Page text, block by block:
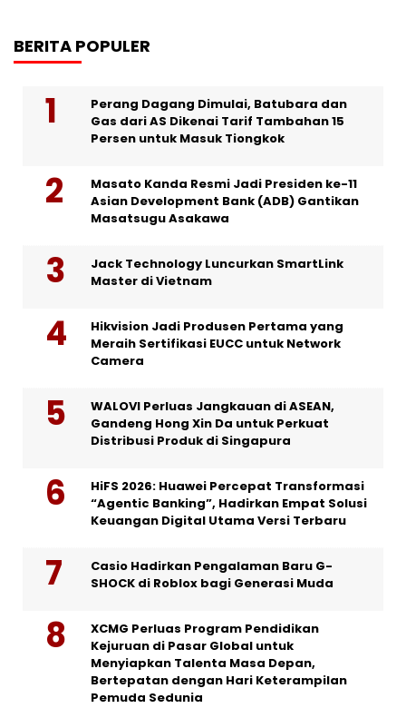
BERITA POPULER
Perang Dagang Dimulai, Batubara dan
Gas dari AS Dikenai Tarif Tambahan 15
Persen untuk Masuk Tiongkok
Masato Kanda Resmi Jadi Presiden ke-11
Asian Development Bank (ADB) Gantikan
Masatsugu Asakawa
Jack Technology Luncurkan SmartLink
Master di Vietnam
Hikvision Jadi Produsen Pertama yang
Meraih Sertifikasi EUCC untuk Network
Camera
WALOVI Perluas Jangkauan di ASEAN,
Gandeng Hong Xin Da untuk Perkuat
Distribusi Produk di Singapura
HiFS 2026: Huawei Percepat Transformasi
“Agentic Banking”, Hadirkan Empat Solusi
Keuangan Digital Utama Versi Terbaru
Casio Hadirkan Pengalaman Baru G-
SHOCK di Roblox bagi Generasi Muda
XCMG Perluas Program Pendidikan
Kejuruan di Pasar Global untuk
Menyiapkan Talenta Masa Depan,
Bertepatan dengan Hari Keterampilan
Pemuda Sedunia